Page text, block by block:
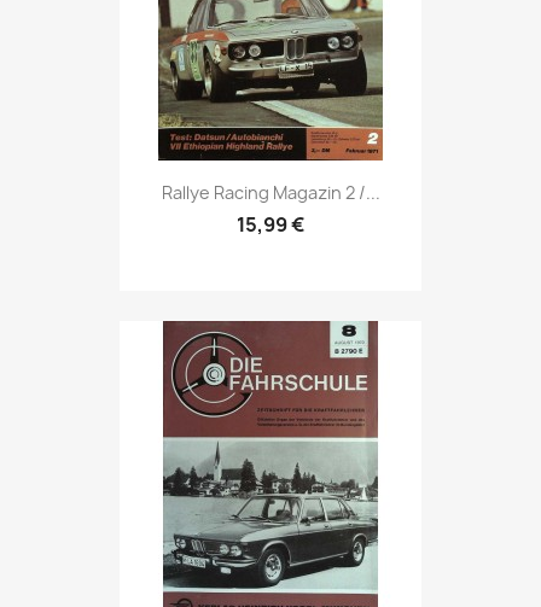
Vorschau
Rallye Racing Magazin 2 /...
15,99 €